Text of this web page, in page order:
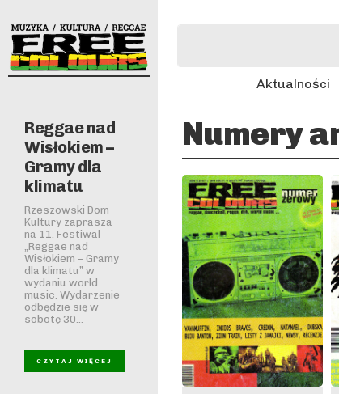
Aktualności
Reggae nad
Wisłokiem –
Gramy dla
klimatu
Rzeszowski Dom
Kultury zaprasza
na 11. Festiwal
„Reggae nad
Wisłokiem – Gramy
dla klimatu” w
wydaniu world
music. Wydarzenie
odbędzie się w
sobotę 30...
CZYTAJ WIĘCEJ
Numery